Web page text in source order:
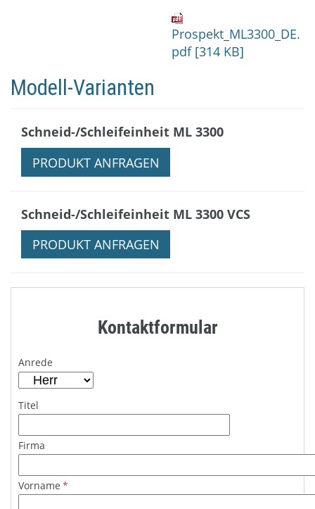
Prospekt_ML3300_DE.
pdf [314 KB]
Modell-Varianten
Schneid-/Schleifeinheit ML 3300
PRODUKT ANFRAGEN
Schneid-/Schleifeinheit ML 3300 VCS
PRODUKT ANFRAGEN
Kontaktformular
Anrede
Titel
Firma
Vorname *